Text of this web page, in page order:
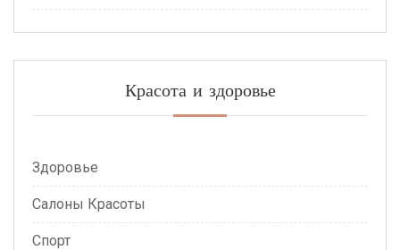
Красота и здоровье
Здоровье
Салоны Красоты
Спорт